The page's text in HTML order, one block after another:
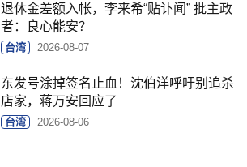
退休金差额入帐，李来希“贴讣闻” 批主政
者：良心能安？
台湾 2026-08-07
东发号涂掉签名止血！沈伯洋呼吁别追杀
店家，蒋万安回应了
台湾 2026-08-06